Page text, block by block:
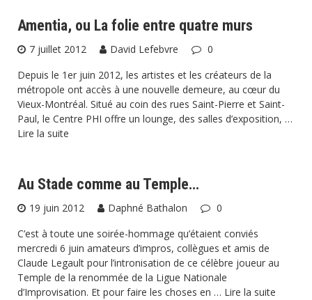
Amentia, ou La folie entre quatre murs
7 juillet 2012 David Lefebvre
0
Depuis le 1er juin 2012, les artistes et les créateurs de la
métropole ont accès à une nouvelle demeure, au cœur du
Vieux-Montréal. Situé au coin des rues Saint-Pierre et Saint-
Paul, le Centre PHI offre un lounge, des salles d’exposition, …
Lire la suite
Au Stade comme au Temple…
19 juin 2012 Daphné Bathalon
0
C’est à toute une soirée-hommage qu’étaient conviés
mercredi 6 juin amateurs d’impros, collègues et amis de
Claude Legault pour l’intronisation de ce célèbre joueur au
Temple de la renommée de la Ligue Nationale
d’Improvisation. Et pour faire les choses en … Lire la suite